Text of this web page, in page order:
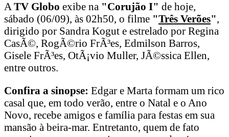
A TV Globo exibe na "Corujão I" de hoje,
sábado (06/09), às 02h50, o filme "Três Verões",
dirigido por Sandra Kogut e estrelado por Regina
CasÃ©, RogÃ©rio FrÃ³es, Edmilson Barros,
Gisele FrÃ³es, OtÃ¡vio Muller, JÃ©ssica Ellen,
entre outros.
Confira a sinopse: Edgar e Marta formam um rico
casal que, em todo verão, entre o Natal e o Ano
Novo, recebe amigos e família para festas em sua
mansão à beira-mar. Entretanto, quem de fato